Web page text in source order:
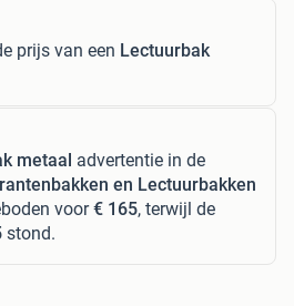
prijs van een Lectuurbak
metaal advertentie in de
en Lectuurbakken
voor€ 165, terwijl de
stond.